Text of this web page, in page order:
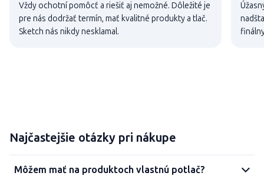
Vždy ochotní pomôcť a riešiť aj nemožné. Dôležité je
pre nás dodržať termín, mať kvalitné produkty a tlač.
Sketch nás nikdy nesklamal.
Najčastejšie otázky pri nákupe
Môžem mať na produktoch vlastnú potlač?